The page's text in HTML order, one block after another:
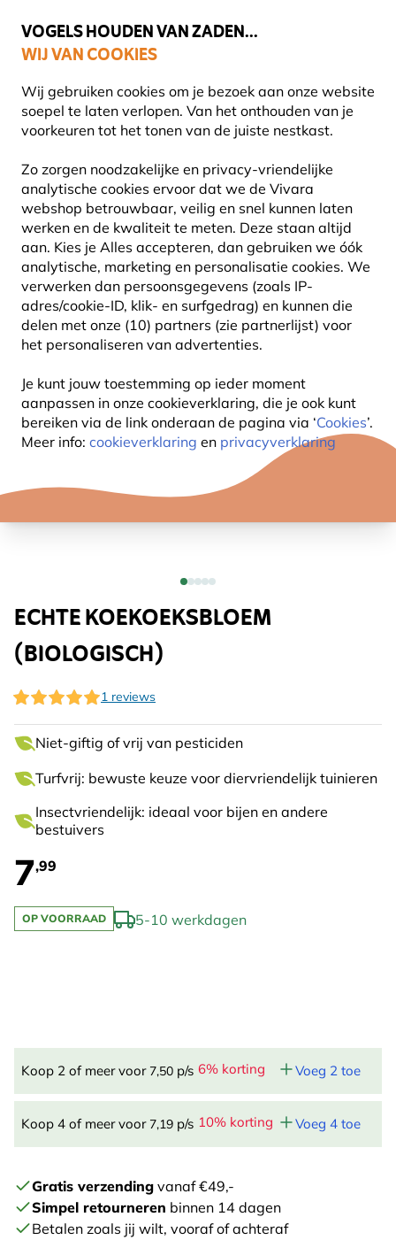
VOGELS HOUDEN VAN ZADEN...
WIJ VAN COOKIES
Wij gebruiken cookies om je bezoek aan onze website
soepel te laten verlopen. Van het onthouden van je
voorkeuren tot het tonen van de juiste nestkast.
Zo zorgen noodzakelijke en privacy-vriendelijke
analytische cookies ervoor dat we de Vivara
webshop betrouwbaar, veilig en snel kunnen laten
werken en de kwaliteit te meten. Deze staan altijd
aan. Kies je Alles accepteren, dan gebruiken we óók
analytische, marketing en personalisatie cookies. We
verwerken dan persoonsgegevens (zoals IP-
adres/cookie-ID, klik- en surfgedrag) en kunnen die
delen met onze (10) partners (zie partnerlijst) voor
het personaliseren van advertenties.
Je kunt jouw toestemming op ieder moment
aanpassen in onze cookieverklaring, die je ook kunt
bereiken via de link onderaan de pagina via ‘Cookies’.
Meer info: cookieverklaring en privacyverklaring
Gratis thuisbezorgd vanaf €49
ECHTE KOEKOEKSBLOEM
(BIOLOGISCH)
1 reviews
Niet-giftig of vrij van pesticiden
Turfvrij: bewuste keuze voor diervriendelijk tuinieren
Insectvriendelijk: ideaal voor bijen en andere
bestuivers
7,99
OP VOORRAAD 5-10 werkdagen
Koop 2 of meer voor 7,50 p/s 6% korting Voeg 2 toe
Koop 4 of meer voor 7,19 p/s 10% korting Voeg 4 toe
Gratis verzending vanaf €49,-
Simpel retourneren binnen 14 dagen
Betalen zoals jij wilt, vooraf of achteraf